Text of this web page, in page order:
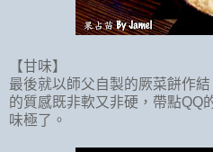
【甘味】
最後就以師父自製的厥菜餅作
的質感既非軟又非硬，帶點QQ
味極了。